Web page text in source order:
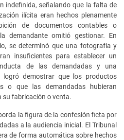
indefinida, señalando que la falta de
ilícita eran hechos plenamente
de documentos contables o
demandante omitió gestionar. En
se determinó que una fotografía y
insuficientes para establecer un
de las demandadas y una
demostrar que los productos
o que las demandadas hubieran
su fabricación o venta.
la figura de la confesión ficta por
a la audiencia inicial. El Tribunal
de forma automática sobre hechos